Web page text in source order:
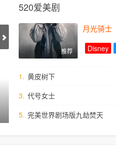
520爱美剧
推荐
月光骑士
Disney
1. 黄皮树下
3. 代号女士
5. ​完美世界剧场版九劫焚天​